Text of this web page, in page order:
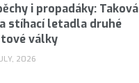
i propadáky: Taková
stíhací letadla druhé
války
2026